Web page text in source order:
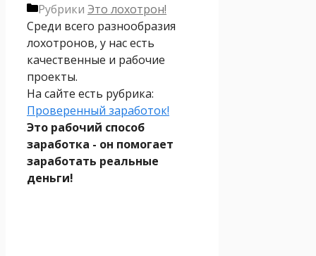
Рубрики Это лохотрон!
Среди всего разнообразия
лохотронов, у нас есть
качественные и рабочие
проекты.
На сайте есть рубрика:
Проверенный заработок!
Это рабочий способ
заработка - он помогает
заработать реальные
деньги!